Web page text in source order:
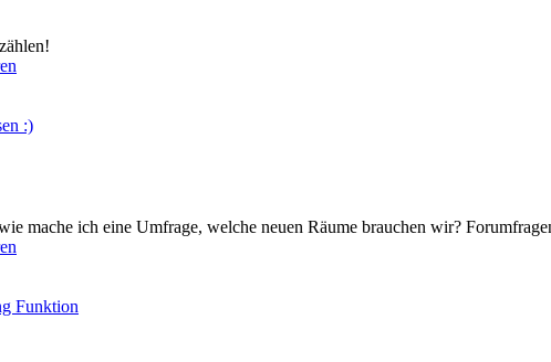
:)
mache ich eine Umfrage, welche neuen Räume brauchen wir?
Funktion